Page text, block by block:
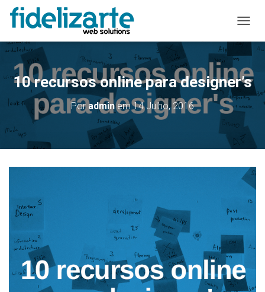
L
R
N
A
R
A
E
G
O
10 recursos online para designer’s
Por adminem14 Julho, 2016